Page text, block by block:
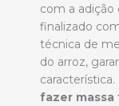
com a
finalizado
técnica de
do arroz,
fazer massa